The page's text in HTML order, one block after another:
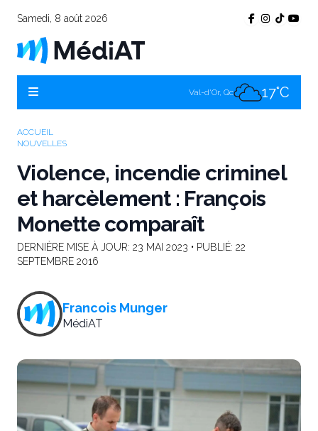
Samedi, 8 août 2026
Val-d'Or, Qc 17°C
ACCUEIL
NOUVELLES
Violence, incendie criminel
et harcèlement : François
Monette comparaît
DERNIÈRE MISE À JOUR: 23 MAI 2023 • PUBLIÉ: 22
SEPTEMBRE 2016
Francois Munger
MédiAT